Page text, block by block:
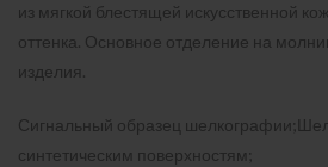
из мягкой блестящей искусственной
оттенка. Основное отделение на
изделия.
Сигнальный образец
синтетическим поверхностям;